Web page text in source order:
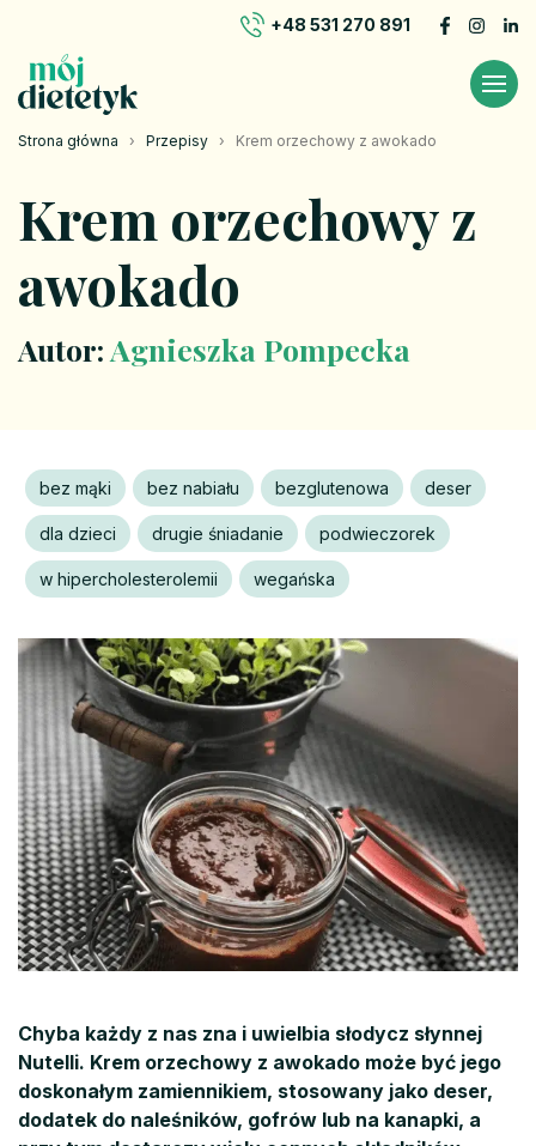
+48 531 270 891
Strona główna › Przepisy › Krem orzechowy z awokado
Krem orzechowy z
awokado
Autor: Agnieszka Pompecka
bez mąki bez nabiału bezglutenowa deser
dla dzieci drugie śniadanie podwieczorek
w hipercholesterolemii wegańska
Chyba każdy z nas zna i uwielbia słodycz słynnej
Nutelli. Krem orzechowy z awokado może być jego
doskonałym zamiennikiem, stosowany jako deser,
dodatek do naleśników, gofrów lub na kanapki, a